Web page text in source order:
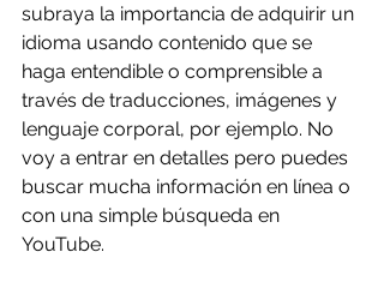
subraya la importancia de adquirir un
idioma usando contenido que se
haga entendible o comprensible a
través de traducciones, imágenes y
lenguaje corporal, por ejemplo. No
voy a entrar en detalles pero puedes
buscar mucha información en línea o
con una simple búsqueda en
YouTube.